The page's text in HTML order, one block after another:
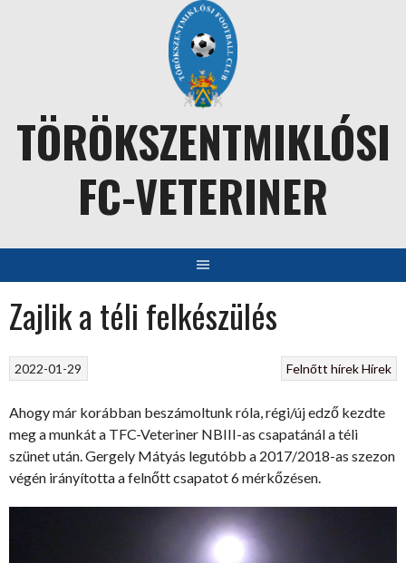
TÖRÖKSZENTMIKLÓSI
FC-VETERINER
Zajlik a téli felkészülés
Felnőtt hírekHírek
2022-01-29
Ahogy már korábban beszámoltunk róla, régi/új edző kezdte
meg a munkát a TFC-Veteriner NBIII-as csapatánál a téli
szünet után. Gergely Mátyás legutóbb a 2017/2018-as szezon
végén irányította a felnőtt csapatot 6 mérkőzésen.